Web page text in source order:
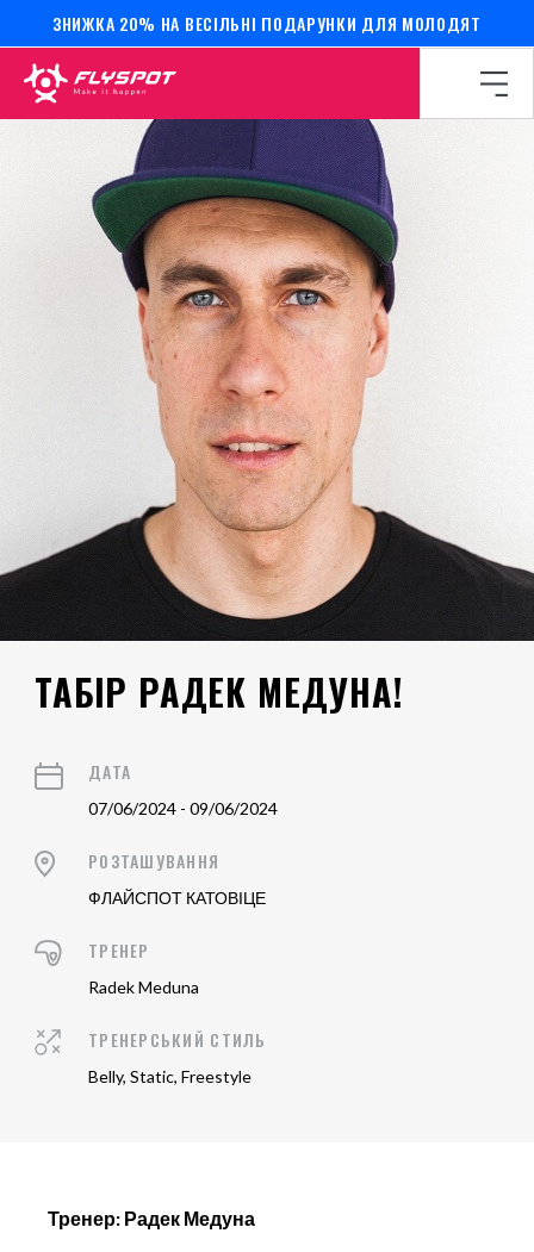
ЗНИЖКА 20% НА ВЕСІЛЬНІ ПОДАРУНКИ ДЛЯ МОЛОДЯТ
Головна сторінка / Календар подій / Табір Радек Медуна!
ТАБІР РАДЕК МЕДУНА!
ДАТА
07/06/2024 - 09/06/2024
РОЗТАШУВАННЯ
ФЛАЙСПОТ КАТОВІЦЕ
ТРЕНЕР
Radek Meduna
ТРЕНЕРСЬКИЙ СТИЛЬ
Belly, Static, Freestyle
Тренер: Радек Медуна